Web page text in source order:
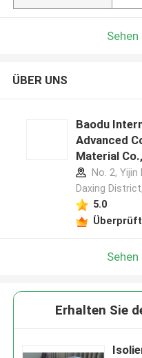
ÜBER UNS
Baodu
Advanced
Material
No. 2,
Daxing
5.0
Erhalten Sie